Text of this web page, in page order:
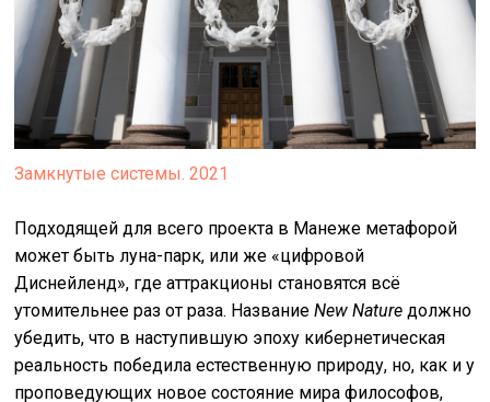
Замкнутые системы. 2021
Подходящей для всего проекта в Манеже метафорой
может быть луна-парк, или же «цифровой
Диснейленд», где аттракционы становятся всё
утомительнее раз от раза. НазваниеNew Nature должно
убедить, что в наступившую эпоху кибернетическая
реальность победила естественную природу, но, как и у
проповедующих новое состояние мира философов,